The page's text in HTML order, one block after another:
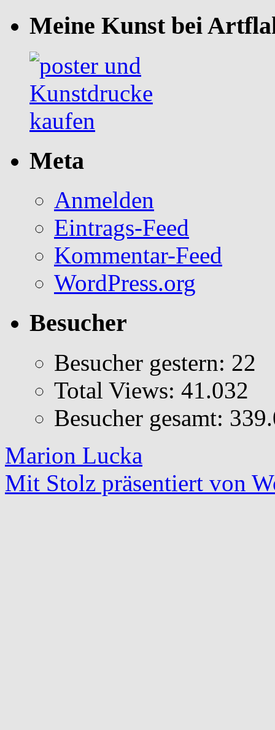
Meine Kunst bei
Meta
Anmelden
Eintrags-Feed
Kommentar-Feed
WordPress.org
Besucher
Besucher gestern: 22
Total Views: 41.032
Besucher gesamt:
Marion Lucka
Mit Stolz präsentiert von